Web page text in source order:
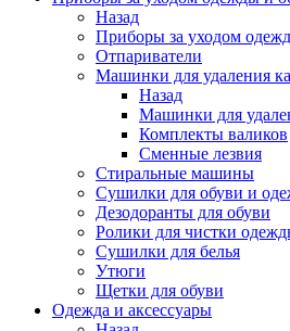
Назад
Приборы за уходом
Отпариватели
Машинки для удаления
Назад
Машинки для
Комплекты валиков
Сменные лезвия
Стиральные машины
Сушилки для обуви и
Дезодоранты для обуви
Ролики для чистки
Сушилки для белья
Утюги
Щетки для обуви
Одежда и аксессуары